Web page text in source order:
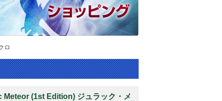
ロ
Meteor (1st Edition) ジュラック・メ